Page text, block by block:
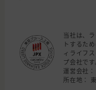
当社は、
トするた
ィライフ
プ会社で
運営会社
所在地：